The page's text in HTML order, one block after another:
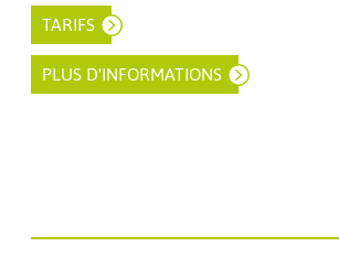
TARIFS
PLUS D'INFORMATIONS